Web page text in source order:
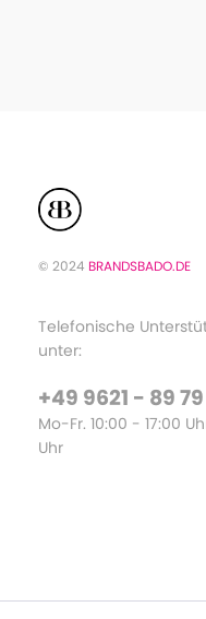
© 2024 BRANDSBADO.DE
Telefonische
unter:
+49 9621 - 89
Mo-Fr. 10:00 - 17:00
Uhr